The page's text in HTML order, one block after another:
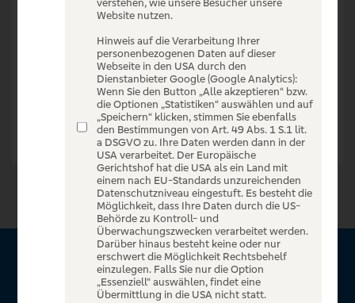
Zur Startseite
Über VR Entertain
verstehen, wie unsere Besucher unsere
Website nutzen.
Hinweis auf die Verarbeitung Ihrer
personenbezogenen Daten auf dieser
Webseite in den USA durch den
Dienstanbieter Google (Google Analytics):
Wenn Sie den Button „Alle akzeptieren“ bzw.
die Optionen „Statistiken“ auswählen und auf
„Speichern“ klicken, stimmen Sie ebenfalls
den Bestimmungen von Art. 49 Abs. 1 S.1 lit.
a DSGVO zu. Ihre Daten werden dann in der
USA verarbeitet. Der Europäische
Gerichtshof hat die USA als ein Land mit
einem nach EU-Standards unzureichenden
Datenschutzniveau eingestuft. Es besteht die
Möglichkeit, dass Ihre Daten durch die US-
Behörde zu Kontroll- und
Überwachungszwecken verarbeitet werden.
Darüber hinaus besteht keine oder nur
erschwert die Möglichkeit Rechtsbehelf
einzulegen. Falls Sie nur die Option
„Essenziell“ auswählen, findet eine
Übermittlung in die USA nicht statt.